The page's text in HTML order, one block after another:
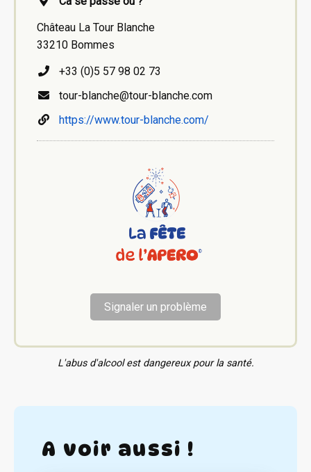
Château La Tour Blanche
33210 Bommes
+33 (0)5 57 98 02 73
tour-blanche@tour-blanche.com
https://www.tour-blanche.com/
Signaler un problème
L'abus d'alcool est dangereux pour la santé.
A voir aussi !